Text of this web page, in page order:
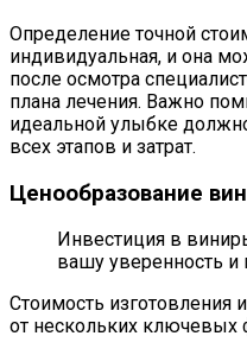
Определение точной
индивидуальная, и она
после осмотра
плана лечения. Важно
идеальной улыбке
всех этапов и затрат.
Ценообразование
Инвестиция в
вашу уверенность и
Стоимость изготовления
от нескольких ключевых